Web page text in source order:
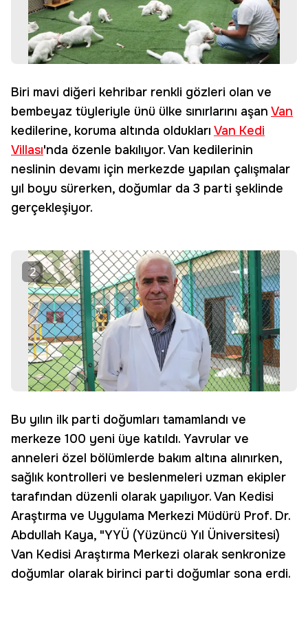
Biri mavi diğeri kehribar renkli gözleri olan ve
bembeyaz tüyleriyle ünü ülke sınırlarını aşan Van
kedilerine, koruma altında oldukları Van Kedi
Villası'nda özenle bakılıyor. Van kedilerinin
neslinin devamı için merkezde yapılan çalışmalar
yıl boyu sürerken, doğumlar da 3 parti şeklinde
gerçekleşiyor.
2
Bu yılın ilk parti doğumları tamamlandı ve
merkeze 100 yeni üye katıldı. Yavrular ve
anneleri özel bölümlerde bakım altına alınırken,
sağlık kontrolleri ve beslenmeleri uzman ekipler
tarafından düzenli olarak yapılıyor. Van Kedisi
Araştırma ve Uygulama Merkezi Müdürü Prof. Dr.
Abdullah Kaya, "YYÜ (Yüzüncü Yıl Üniversitesi)
Van Kedisi Araştırma Merkezi olarak senkronize
doğumlar olarak birinci parti doğumlar sona erdi.